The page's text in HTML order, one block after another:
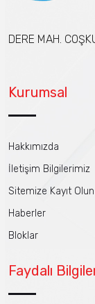
DERE MAH.
Kurumsal
Hakkımızda
İletişim Bilgilerimiz
Sitemize Kayıt Olun
Haberler
Bloklar
Faydalı